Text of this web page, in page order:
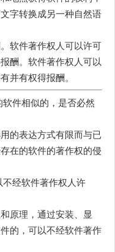
字转换成另一种自然语
软件著作权人可以许可
酬。软件著作权人可以
有并有权得报酬。
件相似的，是否必然
的表达方式有限而与已
在的软件的著作权的侵
经软件著作权人许
原理，通过安装、显
的，可以不经软件著作